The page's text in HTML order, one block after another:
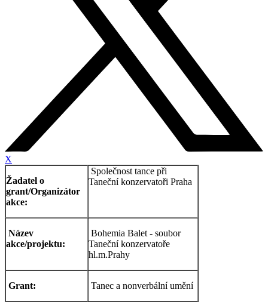
X
Žadatel o
grant/Organizátor
akce:
Společnost tance při
Taneční konzervatoři Praha
Název
akce/projektu:
Bohemia Balet - soubor
Taneční konzervatoře
hl.m.Prahy
Grant: Tanec a nonverbální umění